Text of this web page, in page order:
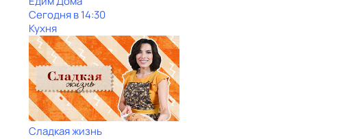
Сегодня в 14:30
Кухня
Сладкая жизнь